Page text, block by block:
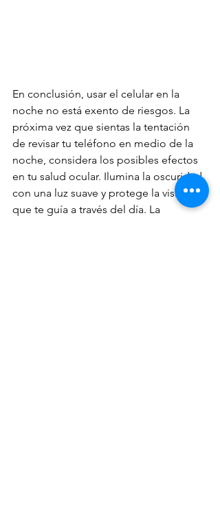
En conclusión, usar el celular en la
noche no está exento de riesgos. La
próxima vez que sientas la tentación
de revisar tu teléfono en medio de la
noche, considera los posibles efectos
en tu salud ocular. Ilumina la oscuridad
con una luz suave y protege la visión
que te guía a través del día. La